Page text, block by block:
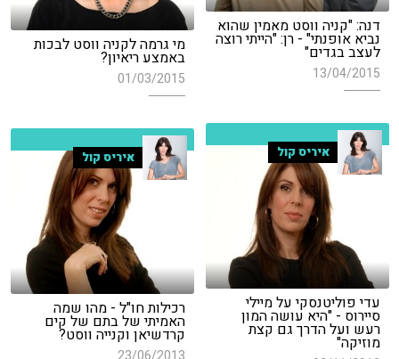
דנה: "קניה ווסט מאמין שהוא
נביא אופנתי" - רן: "הייתי רוצה
לעצב בגדים"
13/04/2015
מי גרמה לקניה ווסט לבכות
באמצע ריאיון?
01/03/2015
איריס קול
עדי פוליטנסקי על מיילי
סיירוס - "היא עושה המון
רעש ועל הדרך גם קצת
מוזיקה"
איריס קול
רכילות חו"ל - מהו שמה
האמיתי של בתם של קים
קרדשיאן וקנייה ווסט?